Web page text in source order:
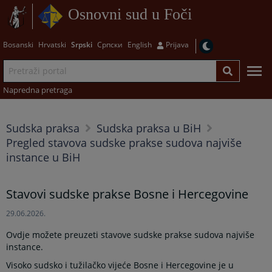
Osnovni sud u Foči
Bosanski Hrvatski Srpski Српски English Prijava
Napredna pretraga
Sudska praksa
Sudska praksa u BiH
Pregled stavova sudske prakse sudova najviše
instance u BiH
Stavovi sudske prakse Bosne i Hercegovine
29.06.2026.
Ovdje možete preuzeti stavove sudske prakse sudova najviše
instance.
Visoko sudsko i tužilačko vijeće Bosne i Hercegovine je u